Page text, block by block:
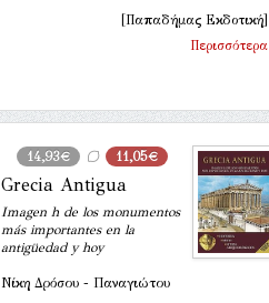
[Παπαδήμας Εκδοτική]
Περισσότερα
14,93€ 11,05€
Grecia Antigua
Imagen h de los monumentos
más importantes en la
antigüedad y hoy
Νίκη Δρόσου - Παναγιώτου